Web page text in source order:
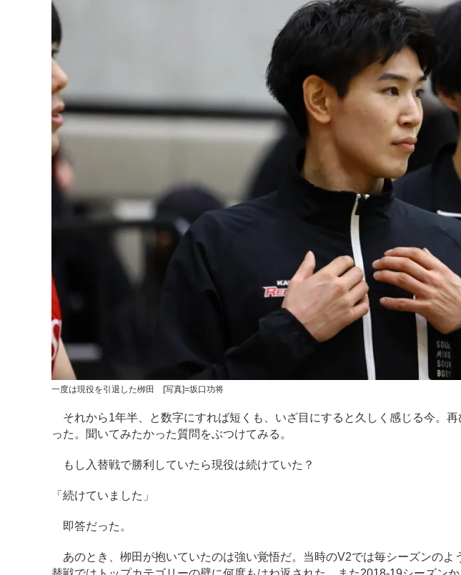
一度は現役を引退した栁田 [写真]=坂口功将
それから1年半、と数字にすれば短くも、いざ目にすると久しく感じる今。
った。聞いてみたかった質問をぶつけてみる。
もし入替戦で勝利していたら現役は続けていた？
「続けていました」
即答だった。
あのとき、栁田が抱いていたのは強い覚悟だ。当時のV2では毎シーズンのよ